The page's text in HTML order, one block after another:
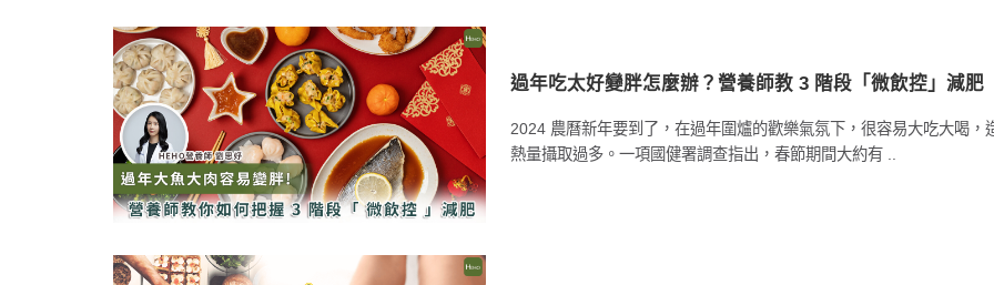
過年吃太好變胖怎麼辦？營養師教 3 階段「微飲控」減肥
2024 農曆新年要到了，在過年圍爐的歡樂氣氛下，很容易大吃大喝，
熱量攝取過多。一項國健署調查指出，春節期間大約有 ..